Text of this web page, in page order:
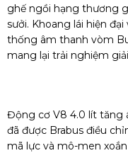
ghế ngồi hạng thương
sưởi. Khoang lái hiện
thống âm thanh vòm
mang lại trải nghiệm
Động cơ V8 4.0 lít tăng
đã được Brabus điều
mã lực và mô-men